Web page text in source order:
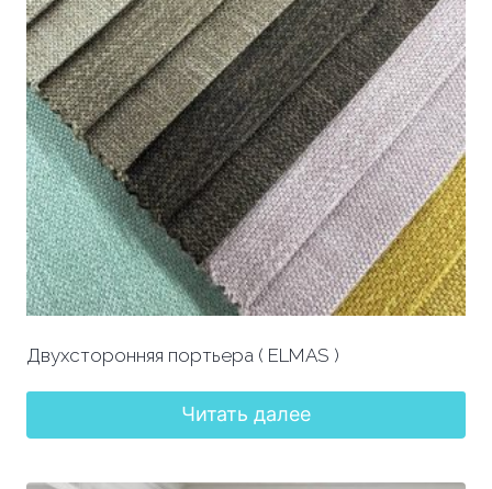
Двухсторонняя портьера ( ELMAS )
Читать далее